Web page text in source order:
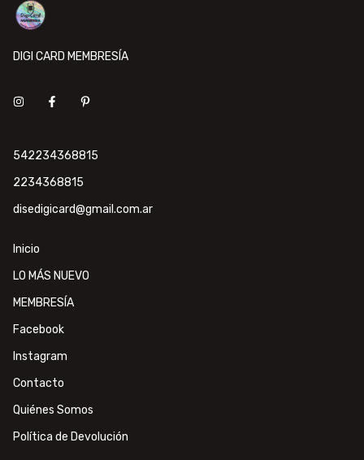
DIGI CARD MEMBRESÍA
542234368815
2234368815
disedigicard@gmail.com.ar
Inicio
LO MÁS NUEVO
MEMBRESÍA
Facebook
Instagram
Contacto
Quiénes Somos
Política de Devolución